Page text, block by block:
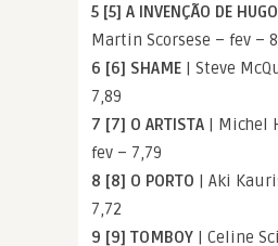
5 [5] A INVENÇÃO DE
Martin Scorsese – fev –
6 [6] SHAME | Steve
7,89
7 [7] O ARTISTA | Michel
fev – 7,79
8 [8] O PORTO | Aki
7,72
9 [9] TOMBOY | Celine